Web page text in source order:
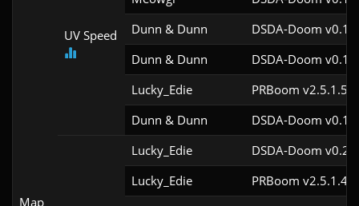
Map
UV Speed
Dunn & Dunn
DSDA-Doom
Dunn & Dunn
DSDA-Doom
Lucky_Edie
PRBoom
Dunn & Dunn
DSDA-Doom
Lucky_Edie
DSDA-Doom
Lucky_Edie
PRBoom